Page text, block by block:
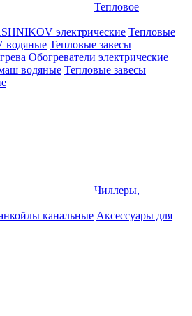
Тепловое
электрические Тепловые
водяные Тепловые завесы
Обогреватели электрические
водяные Тепловые завесы
Чиллеры,
канальные Аксессуары для